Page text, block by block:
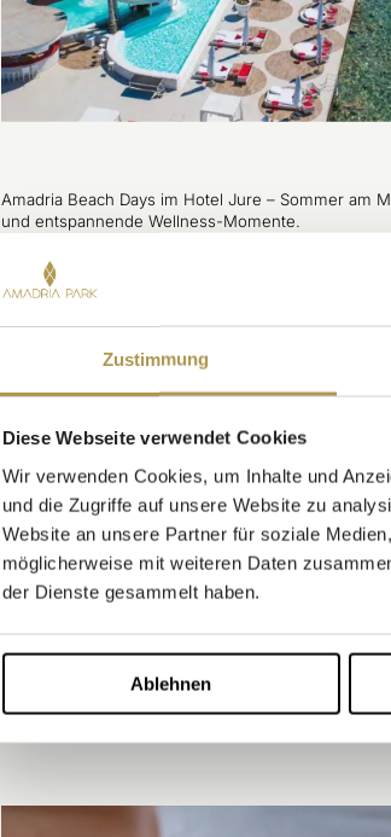
Zustimmung
Diese Webseite verwendet Cookies
Wir verwenden Cookies, um Inhalte und
und die Zugriffe auf unsere Website zu
Website an unsere Partner für soziale
möglicherweise mit weiteren Daten
der Dienste gesammelt haben.
Ablehnen
Amadria Beach Days im Hotel Jure – Sommer am
und entspannende Wellness-Momente.
ENTDECKEN